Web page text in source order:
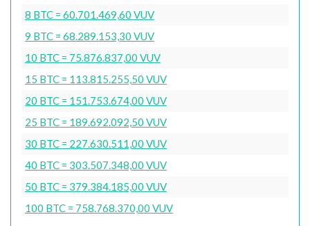
8 BTC = 60.701.469,60 VUV
9 BTC = 68.289.153,30 VUV
10 BTC = 75.876.837,00 VUV
15 BTC = 113.815.255,50 VUV
20 BTC = 151.753.674,00 VUV
25 BTC = 189.692.092,50 VUV
30 BTC = 227.630.511,00 VUV
40 BTC = 303.507.348,00 VUV
50 BTC = 379.384.185,00 VUV
100 BTC = 758.768.370,00 VUV